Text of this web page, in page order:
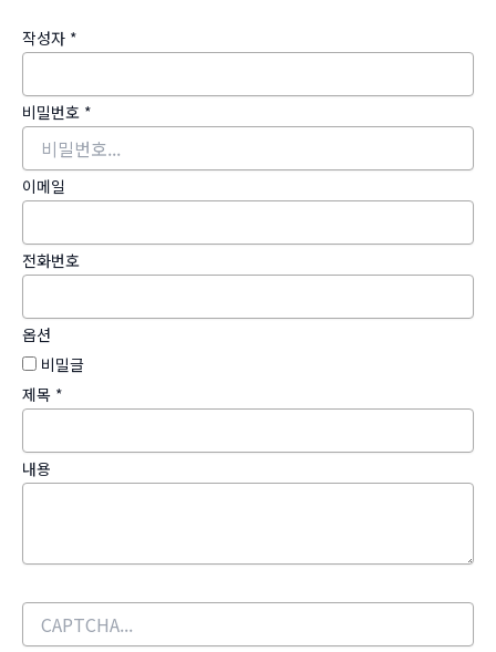
작성자 *
비밀번호 *
이메일
전화번호
옵션
비밀글
제목 *
내용